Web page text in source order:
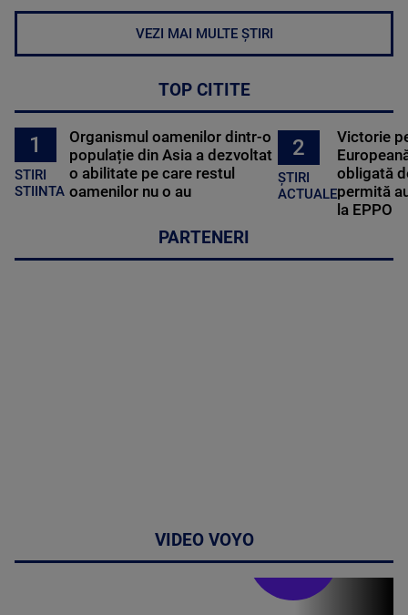
VEZI MAI MULTE ȘTIRI
TOP CITITE
1
STIRI
STIINTA
Organismul oamenilor dintr-o
populație din Asia a dezvoltat
o abilitate pe care restul
oamenilor nu o au
2
ȘTIRI
ACTUALE
Victorie
obligată
permită
la EPPO
PARTENERI
VIDEO VOYO